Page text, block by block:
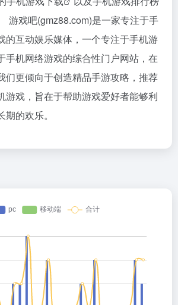
戏吧(gmz88.com)是一家专注于手
的互动娱乐媒体，一个专注于手机游
手机网络游戏的综合性门户网站，在
们更倾向于创造精品手游攻略，推荐
游戏，旨在于帮助游戏爱好者能够利
的欢乐。